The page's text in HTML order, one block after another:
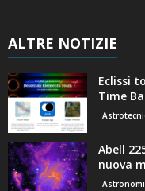
ALTRE NOTIZIE
Eclissi
Time
Abell
nuova